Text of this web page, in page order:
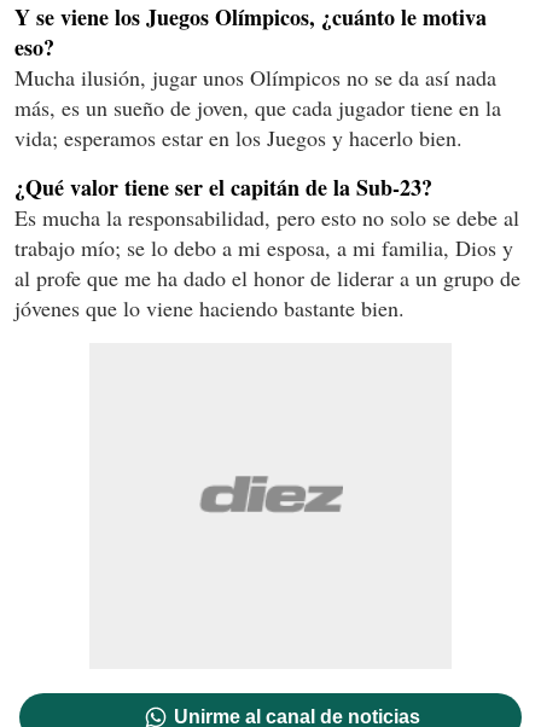
Y se viene los Juegos Olímpicos, ¿cuánto le motiva
eso?
Mucha ilusión, jugar unos Olímpicos no se da así nada
más, es un sueño de joven, que cada jugador tiene en la
vida; esperamos estar en los Juegos y hacerlo bien.
¿Qué valor tiene ser el capitán de la Sub-23?
Es mucha la responsabilidad, pero esto no solo se debe al
trabajo mío; se lo debo a mi esposa, a mi familia, Dios y
al profe que me ha dado el honor de liderar a un grupo de
jóvenes que lo viene haciendo bastante bien.
Unirme al canal de noticias